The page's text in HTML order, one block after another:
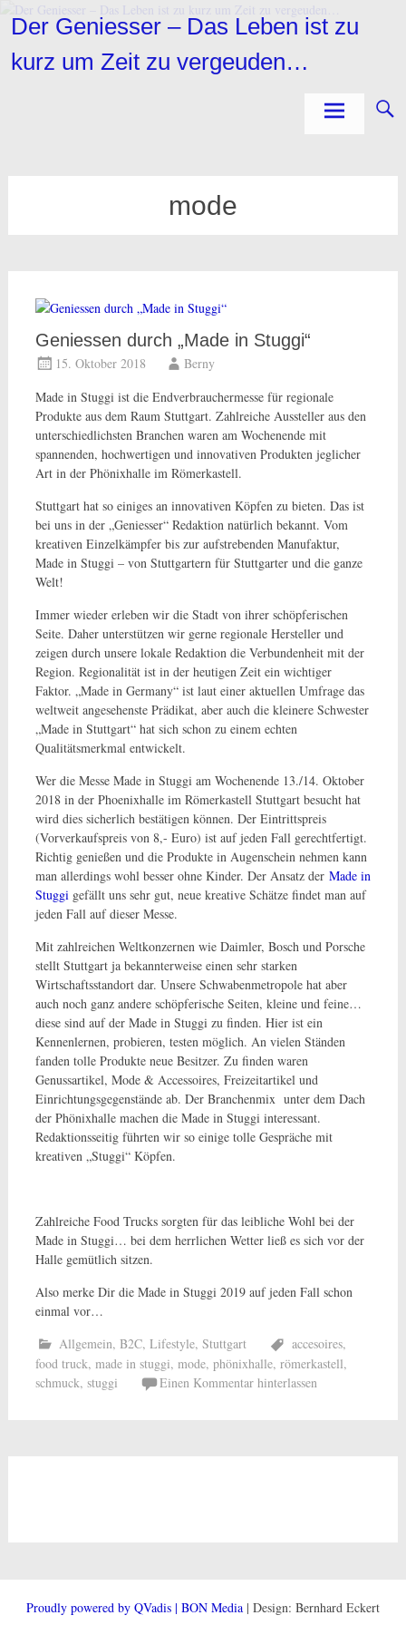
Zum
InhaltDer Geniesser – Das Leben ist zu
kurz um Zeit zu vergeuden…
mode
Geniessen durch „Made in Stuggi“
15. Oktober 2018
Berny
Made in Stuggi ist die Endverbrauchermesse für regionale
Produkte aus dem Raum Stuttgart. Zahlreiche Aussteller aus den
unterschiedlichsten Branchen waren am Wochenende mit
spannenden, hochwertigen und innovativen Produkten jeglicher
Art in der Phönixhalle im Römerkastell.
Stuttgart hat so einiges an innovativen Köpfen zu bieten. Das ist
bei uns in der „Geniesser“ Redaktion natürlich bekannt. Vom
kreativen Einzelkämpfer bis zur aufstrebenden Manufaktur,
Made in Stuggi – von Stuttgartern für Stuttgarter und die ganze
Welt!
Immer wieder erleben wir die Stadt von ihrer schöpferischen
Seite. Daher unterstützen wir gerne regionale Hersteller und
zeigen durch unsere lokale Redaktion die Verbundenheit mit der
Region. Regionalität ist in der heutigen Zeit ein wichtiger
Faktor. „Made in Germany“ ist laut einer aktuellen Umfrage das
weltweit angesehenste Prädikat, aber auch die kleinere Schwester
„Made in Stuttgart“ hat sich schon zu einem echten
Qualitätsmerkmal entwickelt.
Wer die Messe Made in Stuggi am Wochenende 13./14. Oktober
2018 in der Phoenixhalle im Römerkastell Stuttgart besucht hat
wird dies sicherlich bestätigen können. Der Eintrittspreis
(Vorverkaufspreis von 8,- Euro) ist auf jeden Fall gerechtfertigt.
Richtig genießen und die Produkte in Augenschein nehmen kann
man allerdings wohl besser ohne Kinder. Der Ansatz der Made in
Stuggi gefällt uns sehr gut, neue kreative Schätze findet man auf
jeden Fall auf dieser Messe.
Mit zahlreichen Weltkonzernen wie Daimler, Bosch und Porsche
stellt Stuttgart ja bekannterweise einen sehr starken
Wirtschaftsstandort dar. Unsere Schwabenmetropole hat aber
auch noch ganz andere schöpferische Seiten, kleine und feine…
diese sind auf der Made in Stuggi zu finden. Hier ist ein
Kennenlernen, probieren, testen möglich. An vielen Ständen
fanden tolle Produkte neue Besitzer. Zu finden waren
Genussartikel, Mode & Accessoires, Freizeitartikel und
Einrichtungsgegenstände ab. Der Branchenmix unter dem Dach
der Phönixhalle machen die Made in Stuggi interessant.
Redaktionsseitig führten wir so einige tolle Gespräche mit
kreativen „Stuggi“ Köpfen.
Zahlreiche Food Trucks sorgten für das leibliche Wohl bei der
Made in Stuggi… bei dem herrlichen Wetter ließ es sich vor der
Halle gemütlich sitzen.
Also merke Dir die Made in Stuggi 2019 auf jeden Fall schon
einmal vor…
Allgemein, B2C, Lifestyle, Stuttgart accesoires,
food truck, made in stuggi, mode, phönixhalle, römerkastell,
schmuck, stuggi Einen Kommentar hinterlassen
Proudly powered by QVadis | BON Media | Design: Bernhard Eckert